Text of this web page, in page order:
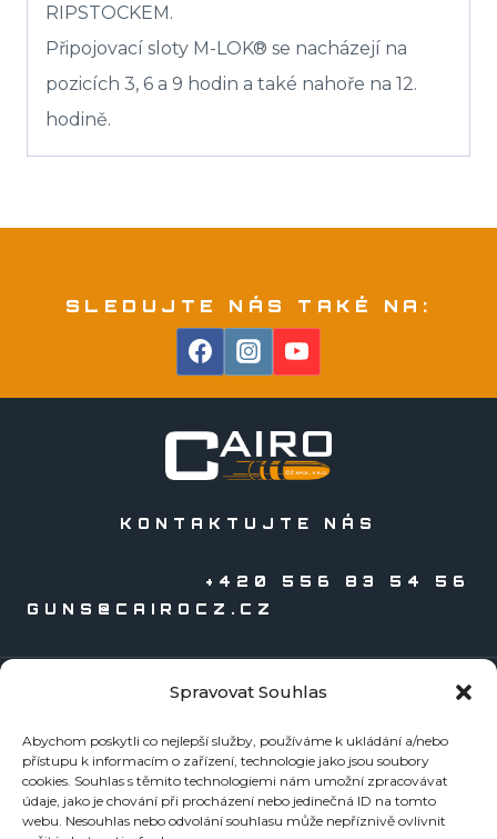
Spravovat Souhlas
Abychom poskytli co nejlepší služby, používáme k ukládání a/nebo
přístupu k informacím o zařízení, technologie jako jsou soubory
cookies. Souhlas s těmito technologiemi nám umožní zpracovávat
údaje, jako je chování při procházení nebo jedinečná ID na tomto
webu. Nesouhlas nebo odvolání souhlasu může nepříznivě ovlivnit
RIPSTOCKEM.
Připojovací sloty M-LOK® se nacházejí na
pozicích 3, 6 a 9 hodin a také nahoře na 12.
hodině.
SLEDUJTE NÁS TAKÉ NA:
KONTAKTUJTE NÁS
+420 556 83 54 56
GUNS@CAIROCZ.CZ
Zbraně
Náboje
Reloading